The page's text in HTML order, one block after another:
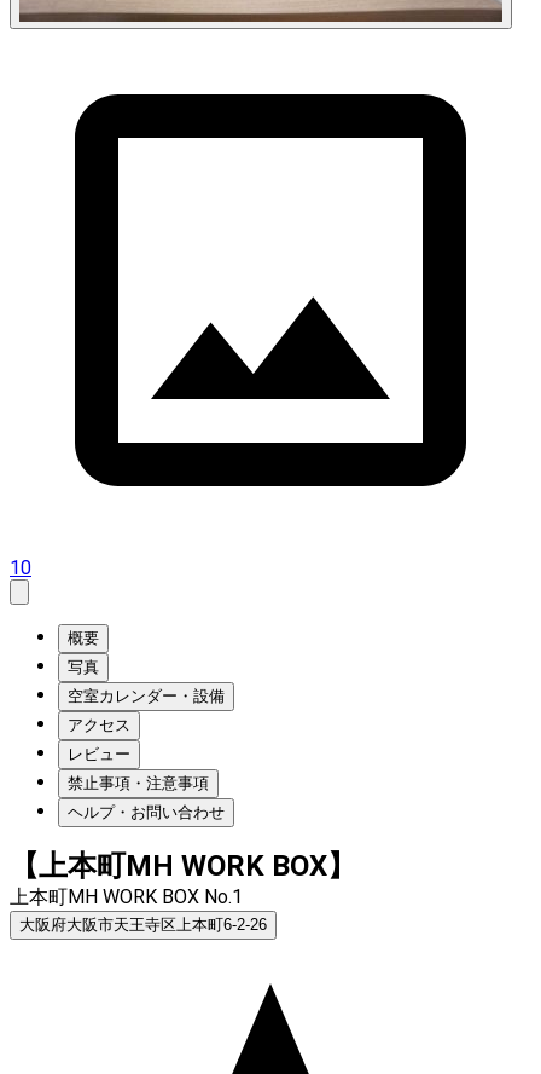
10
概要
写真
空室カレンダー・設備
アクセス
レビュー
禁止事項・注意事項
ヘルプ・お問い合わせ
【上本町MH WORK BOX】
上本町MH WORK BOX No.1
大阪府大阪市天王寺区上本町6-2-26